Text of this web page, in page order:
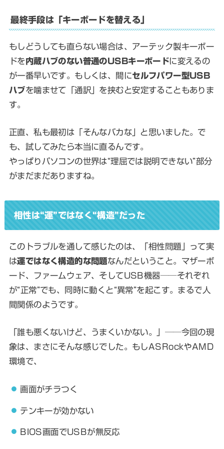
最終手段は「キーボードを替える」
もしどうしても直らない場合は、アーテック製キーボー
ドを内蔵ハブのない普通のUSBキーボードに変えるの
が一番早いです。もしくは、間にセルフパワー型USB
ハブを噛ませて「通訳」を挟むと安定することもありま
す。
正直、私も最初は「そんなバカな」と思いました。で
も、試してみたら本当に直るんです。
やっぱりパソコンの世界は“理屈では説明できない”部分
がまだまだありますね。
相性は“運”ではなく“構造”だった
このトラブルを通して感じたのは、「相性問題」って実
は運ではなく構造的な問題なんだということ。マザーボ
ード、ファームウェア、そしてUSB機器──それぞれ
が“正常”でも、同時に動くと“異常”を起こす。まるで人
間関係のようです。
「誰も悪くないけど、うまくいかない。」──今回の現
象は、まさにそんな感じでした。もしASRockやAMD
環境で、
画面がチラつく
テンキーが効かない
BIOS画面でUSBが無反応